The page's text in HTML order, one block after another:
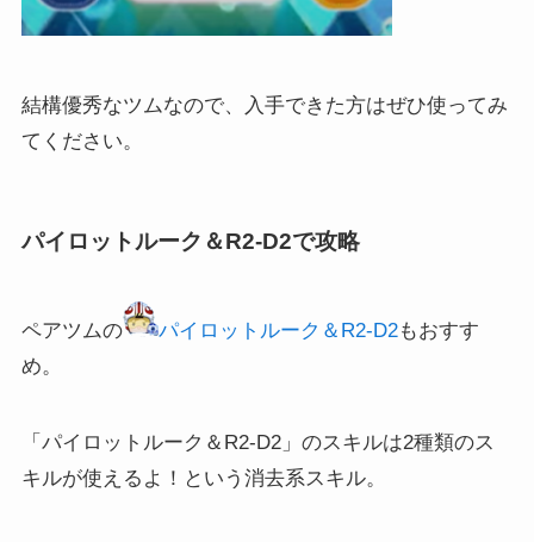
結構優秀なツムなので、入手できた方はぜひ使ってみ
てください。
パイロットルーク＆R2-D2で攻略
ペアツムの パイロットルーク＆R2-D2もおすす
め。
「 パイロットルーク＆R2-D2」のスキルは2種類のス
キルが使えるよ！という消去系スキル。